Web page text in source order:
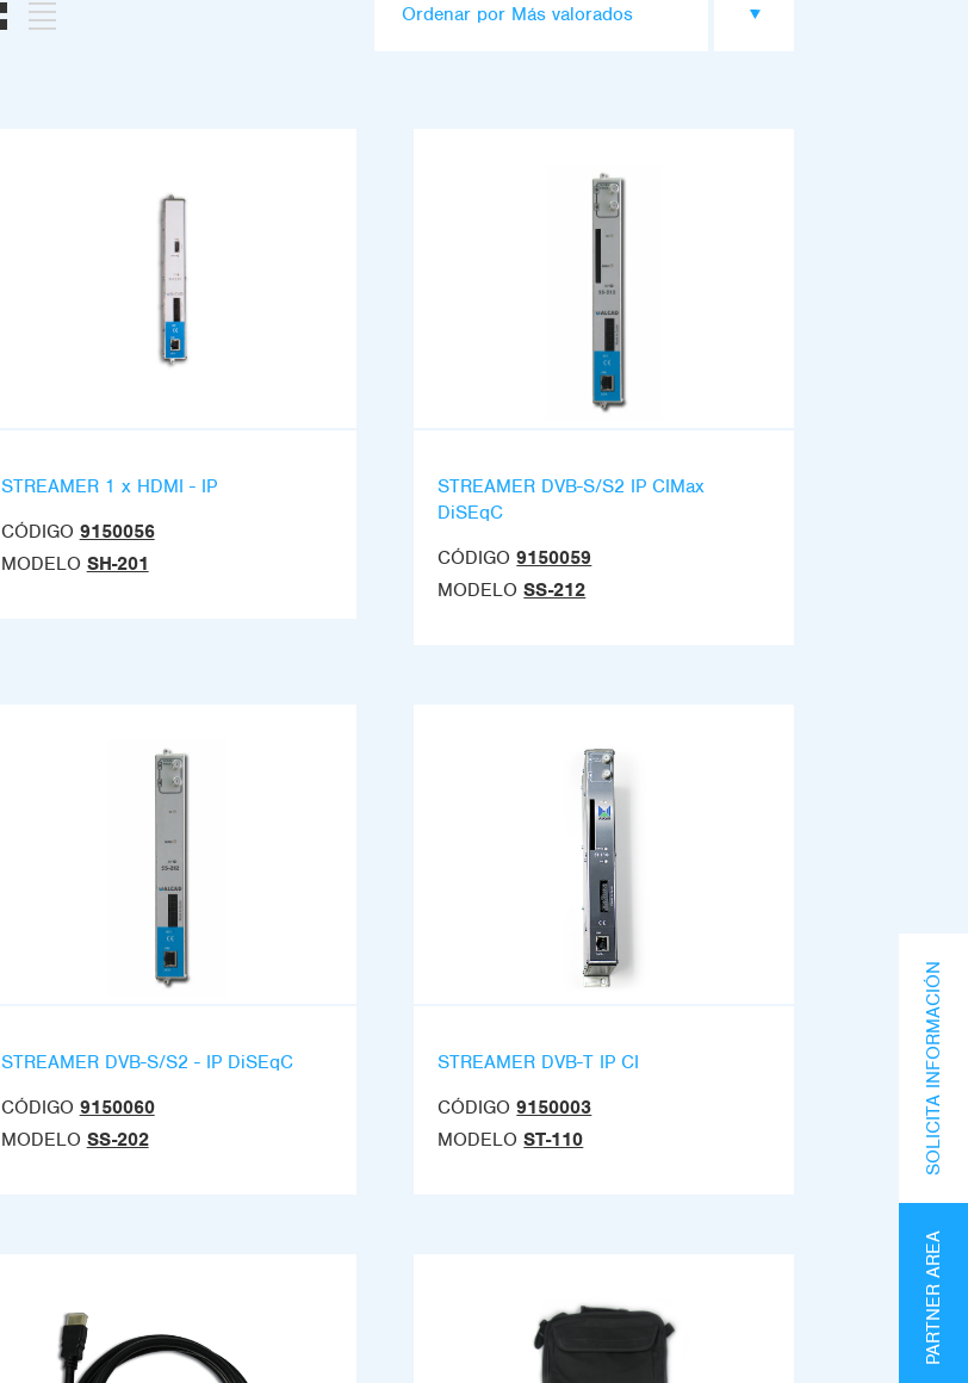
Ordenar por Más valorados
STREAMER 1 x HDMI - IP
CÓDIGO 9150056
MODELO SH-201
STREAMER DVB-S/S2 IP CIMax
DiSEqC
CÓDIGO 9150059
MODELO SS-212
STREAMER DVB-S/S2 - IP DiSEqC
CÓDIGO 9150060
MODELO SS-202
STREAMER DVB-T IP CI
CÓDIGO 9150003
MODELO ST-110
PARTNER AREA
SOLICITA INFORMACIÓN